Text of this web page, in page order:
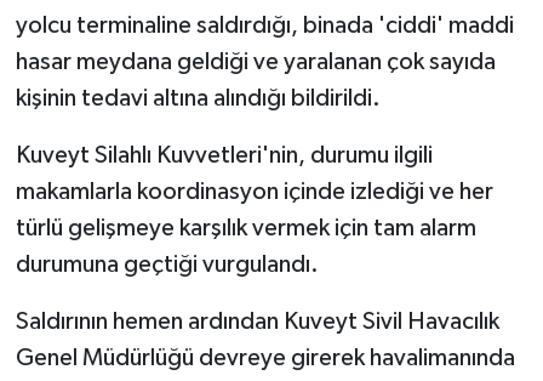
yolcu terminaline saldırdığı, binada 'ciddi' maddi
hasar meydana geldiği ve yaralanan çok sayıda
kişinin tedavi altına alındığı bildirildi.
Kuveyt Silahlı Kuvvetleri'nin, durumu ilgili
makamlarla koordinasyon içinde izlediği ve her
türlü gelişmeye karşılık vermek için tam alarm
durumuna geçtiği vurgulandı.
Saldırının hemen ardından Kuveyt Sivil Havacılık
Genel Müdürlüğü devreye girerek havalimanında